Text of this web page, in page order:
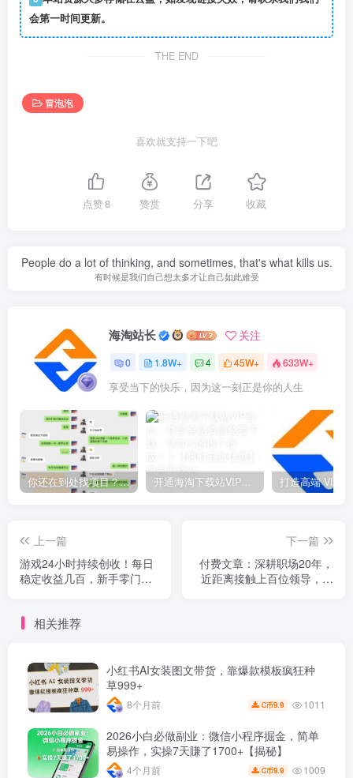
会第一时间更新。
THE END
冒泡泡
喜欢就支持一下吧
点赞8 赞赏 分享 收藏
People do a lot of thinking, and sometimes, that's what kills us.
有时候是我们自己想太多才让自己如此难受
海淘站长 关注
0 1.8W+ 4 45W+ 633W+
享受当下的快乐，因为这一刻正是你的人生
你还在到处找项目？还在当韭菜？我靠网创资源站一个月收入5万+，曾经我也是个失败者。 开通海淘下载站VIP会员，尊享全站资源免费下载，享80%的推广提成！！【限时五折优惠】
上一篇
游戏24小时持续创收！每日
稳定收益几百，新手零门槛
下一篇
付费文章：深耕职场20年，
近距离接触上百位领导，总
相关推荐
小红书AI女装图文带货，靠爆款模板疯狂种
草999+
8个月前 C币9.9 1011
2026小白必做副业：微信小程序掘金，简单
易操作，实操7天賺了1700+【揭秘】
4个月前 C币9.9 1009